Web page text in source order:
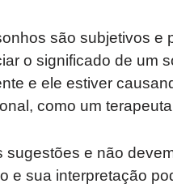
são subjetivos e
o significado de um
e ele estiver
como um
e não
e sua interpretação